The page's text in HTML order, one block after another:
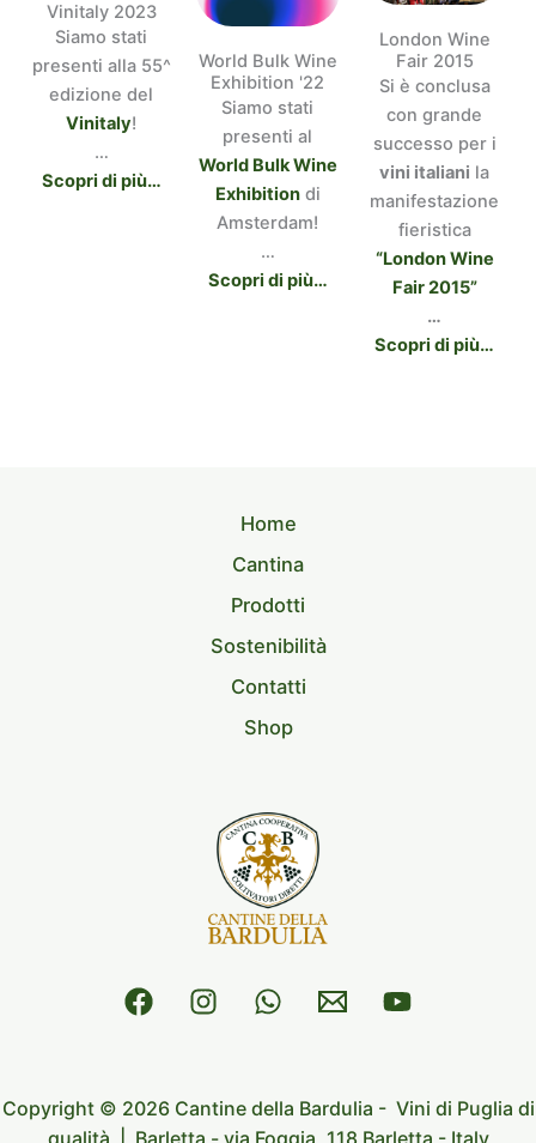
Vinitaly 2023
Siamo stati
presenti alla 55^
edizione del
Vinitaly!
…
Scopri di più…
World Bulk Wine
Exhibition '22
Siamo stati
presenti al
World Bulk Wine
Exhibitiondi
Amsterdam!
…
Scopri di più…
London Wine
Fair 2015
Si è conclusa
con grande
successo per i
vini italiani la
manifestazione
fieristica
“London Wine
Fair 2015”
…
Scopri di più…
Home
Cantina
Prodotti
Sostenibilità
Contatti
Shop
Copyright © 2026 Cantine della Bardulia - Vini di Puglia di
qualità | Barletta -via Foggia, 118 Barletta - Italy